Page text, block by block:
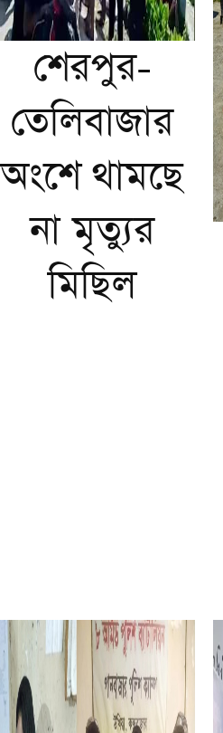
শেরপুর-
তেলিবাজার
অংশে থামছে
না মৃত্যুর
মিছিল